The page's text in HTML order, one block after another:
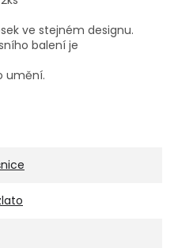
ve stejném designu.
balení je
umění.